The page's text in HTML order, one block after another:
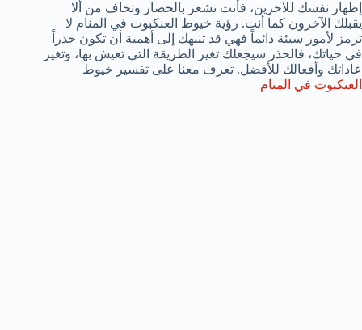
إظهار نفسك للآخرين، فأنت تشعر بالحصار وتخاف من ألا
يقبلك الآخرون كما أنت. رؤية خيوط العنكبوت في المنام لا
ترمز لأمور سيئة دائماً فهي قد تنبهك إلى أهمية أن تكون حذراً
في حياتك، فالحذر سيجعلك تغير الطريقة التي تعيش بها، وتغير
عاداتك وأفعالك للأفضل. تعرف معنا على تفسير خيوط
العنكبوت في المنام